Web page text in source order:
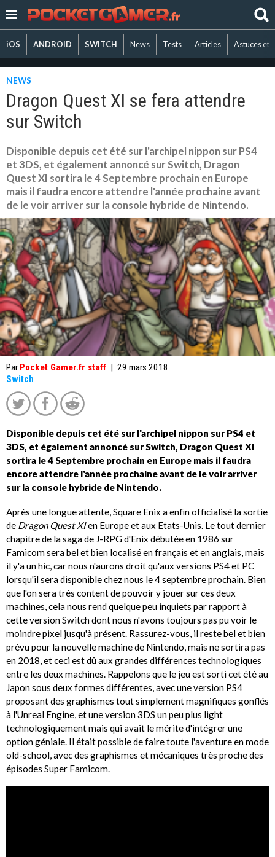
iOS ANDROID SWITCH News Tests Articles Astuces et
NEWS
Dragon Quest XI se fera attendre
sur Switch
Disponible depuis cet été sur l'archipel nippon sur PS4
et 3DS, et également annoncé sur Switch, Dragon
Quest XI sortira le 4 Septembre prochain en Europe
mais il faudra encore attendre l'année prochaine avant
de le voir arriver sur la console hybride de Nintendo.
Par Pocket Gamer.fr staff | 29 mars 2018
Switch
Disponible depuis cet été sur l'archipel nippon sur PS4 et
3DS, et également annoncé sur Switch, Dragon Quest XI
sortira le 4 Septembre prochain en Europe mais il faudra
encore attendre l'année prochaine avant de le voir arriver
sur la console hybride de Nintendo.
Après une longue attente, Square Enix a enfin officialisé la sortie
de Dragon Quest XIen Europe et aux Etats-Unis. Le tout dernier
chapitre de la saga de J-RPG d'Enix débutée en 1986 sur
Famicom sera bel et bien localisé en français et en anglais, mais
il y'a un hic, car nous n'aurons droit qu'aux versions PS4 et PC
lorsqu'il sera disponible chez nous le 4 septembre prochain. Bien
que l'on sera très content de pouvoir y jouer sur ces deux
machines, cela nous rend quelque peu inquiets par rapport à
cette version Switch dont nous n'avons toujours pas pu voir le
moindre pixel jusqu'à présent. Rassurez-vous, il reste bel et bien
prévu pour la nouvelle machine de Nintendo, mais ne sortira pas
en 2018, et ceci est dû aux grandes différences technologiques
entre les deux machines. Rappelons que le jeu est sorti cet été au
Japon sous deux formes différentes, avec une version PS4
proposant des graphismes tout simplement magnifiques gonflés
à l'Unreal Engine, et une version 3DS un peu plus light
technologiquement mais qui avait le mérite d'intégrer une
option géniale. Il était possible de faire toute l'aventure en mode
old-school, avec des graphismes et mécaniques très proche des
épisodes Super Famicom.